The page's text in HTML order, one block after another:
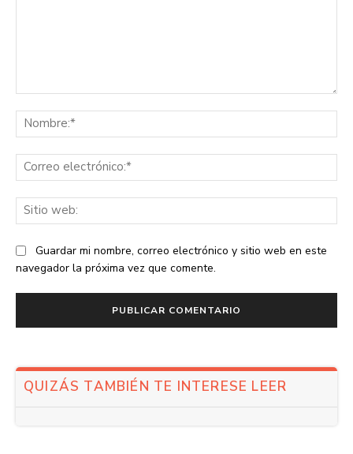
Guardar mi nombre, correo electrónico y sitio web en este
navegador la próxima vez que comente.
QUIZÁS TAMBIÉN TE INTERESE LEER